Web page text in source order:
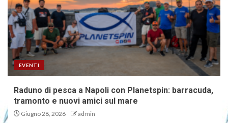
EVENTI
Raduno di pesca a Napoli con Planetspin: barracuda,
tramonto e nuovi amici sul mare
Giugno 28, 2026 admin